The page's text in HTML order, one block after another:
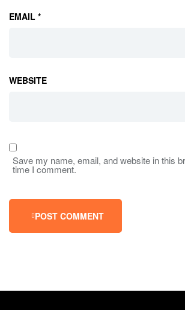
EMAIL *
WEBSITE
Save my name, email, and website in this
time I comment.
POST COMMENT